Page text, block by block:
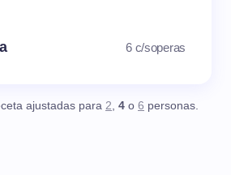
6 c/soperas
ajustadas para 2, 4 o 6 personas.